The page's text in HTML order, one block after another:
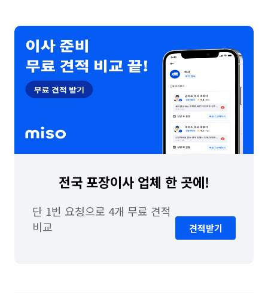
전국 포장이사 업체 한 곳에!
단 1번 요청으로 4개 무료 견적
비교
견적받기